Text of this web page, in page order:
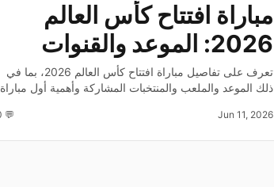
مباراة افتتاح كأس العالم
2026: الموعد والقنوات
الناقلة
تعرف على تفاصيل مباراة افتتاح كأس العالم 2026، بما في
ذلك الموعد والملعب والمنتخبات المشاركة وأهمية أول مباراة
Jun 11, 2026
💬 0